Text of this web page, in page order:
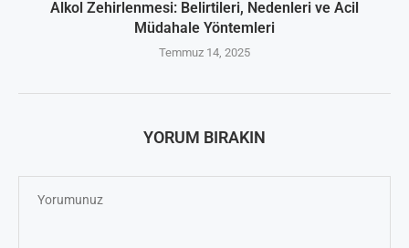
Alkol Zehirlenmesi: Belirtileri, Nedenleri ve Acil
Müdahale Yöntemleri
Temmuz 14, 2025
YORUM BIRAKIN